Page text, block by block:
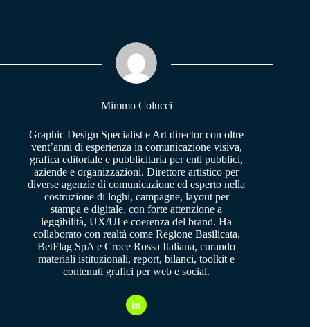
pp m
Mimmo Colucci
Graphic Design Specialist e Art director con oltre
vent’anni di esperienza in comunicazione visiva,
grafica editoriale e pubblicitaria per enti pubblici,
aziende e organizzazioni. Direttore artistico per
diverse agenzie di comunicazione ed esperto nella
costruzione di loghi, campagne, layout per
stampa e digitale, con forte attenzione a
leggibilità, UX/UI e coerenza del brand. Ha
collaborato con realtà come Regione Basilicata,
BetFlag SpA e Croce Rossa Italiana, curando
materiali istituzionali, report, bilanci, toolkit e
contenuti grafici per web e social.